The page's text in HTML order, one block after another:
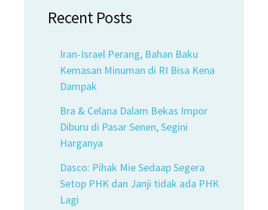
Recent Posts
Iran-Israel Perang, Bahan Baku
Kemasan Minuman di RI Bisa Kena
Dampak
Bra & Celana Dalam Bekas Impor
Diburu di Pasar Senen, Segini
Harganya
Dasco: Pihak Mie Sedaap Segera
Setop PHK dan Janji tidak ada PHK
Lagi